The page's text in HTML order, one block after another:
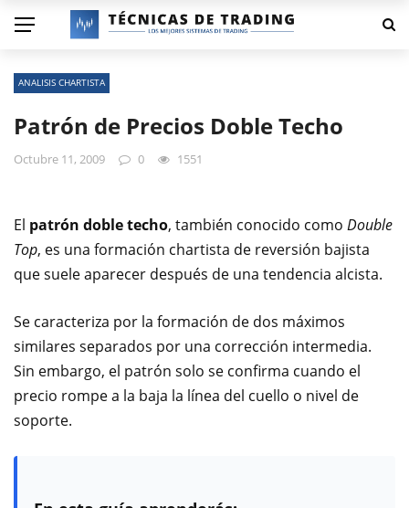
ANALISIS CHARTISTA
Patrón de Precios Doble Techo
Octubre 11, 2009 0 1551
El patrón doble techo, también conocido como Double
Top, es una formación chartista de reversión bajista
que suele aparecer después de una tendencia alcista.
Se caracteriza por la formación de dos máximos
similares separados por una corrección intermedia.
Sin embargo, el patrón solo se confirma cuando el
precio rompe a la baja la línea del cuello o nivel de
soporte.